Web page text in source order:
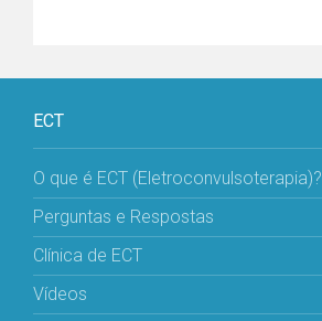
ECT
O que é ECT (Eletroconvulsoterapia)?
Perguntas e Respostas
Clínica de ECT
Vídeos